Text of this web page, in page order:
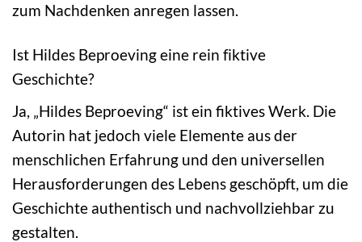
zum Nachdenken anregen lassen.
Ist Hildes Beproeving eine rein fiktive
Geschichte?
Ja, „Hildes Beproeving“ ist ein fiktives Werk. Die
Autorin hat jedoch viele Elemente aus der
menschlichen Erfahrung und den universellen
Herausforderungen des Lebens geschöpft, um die
Geschichte authentisch und nachvollziehbar zu
gestalten.